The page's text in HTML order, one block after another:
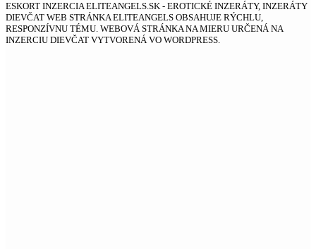
ESKORT INZERCIA ELITEANGELS.SK - EROTICKÉ INZERÁTY, INZERÁTY
DIEVČAT WEB STRÁNKA ELITEANGELS OBSAHUJE RÝCHLU,
RESPONZÍVNU TÉMU. WEBOVÁ STRÁNKA NA MIERU URČENÁ NA
INZERCIU DIEVČAT VYTVORENÁ VO WORDPRESS.